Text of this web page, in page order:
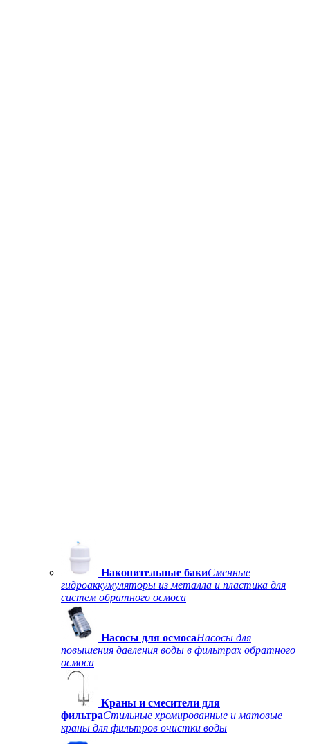
Накопительные бакиСменные
гидроаккумуляторы из металла и пластика для
систем обратного осмоса
Насосы для осмосаНасосы для
повышения давления воды в фильтрах обратного
осмоса
Краны и смесители для
фильтраСтильные хромированные и матовые
краны для фильтров очистки воды